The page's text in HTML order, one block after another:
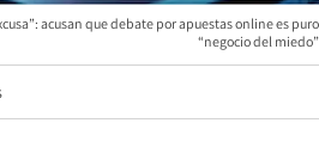
acusan que debate por apuestas online es puro
“negocio del miedo”